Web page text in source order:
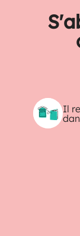
Il